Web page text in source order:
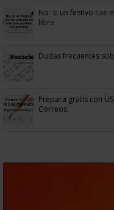
No: si un festivo cae
libre
Dudas frecuentes
Prepara gratis con
Correos